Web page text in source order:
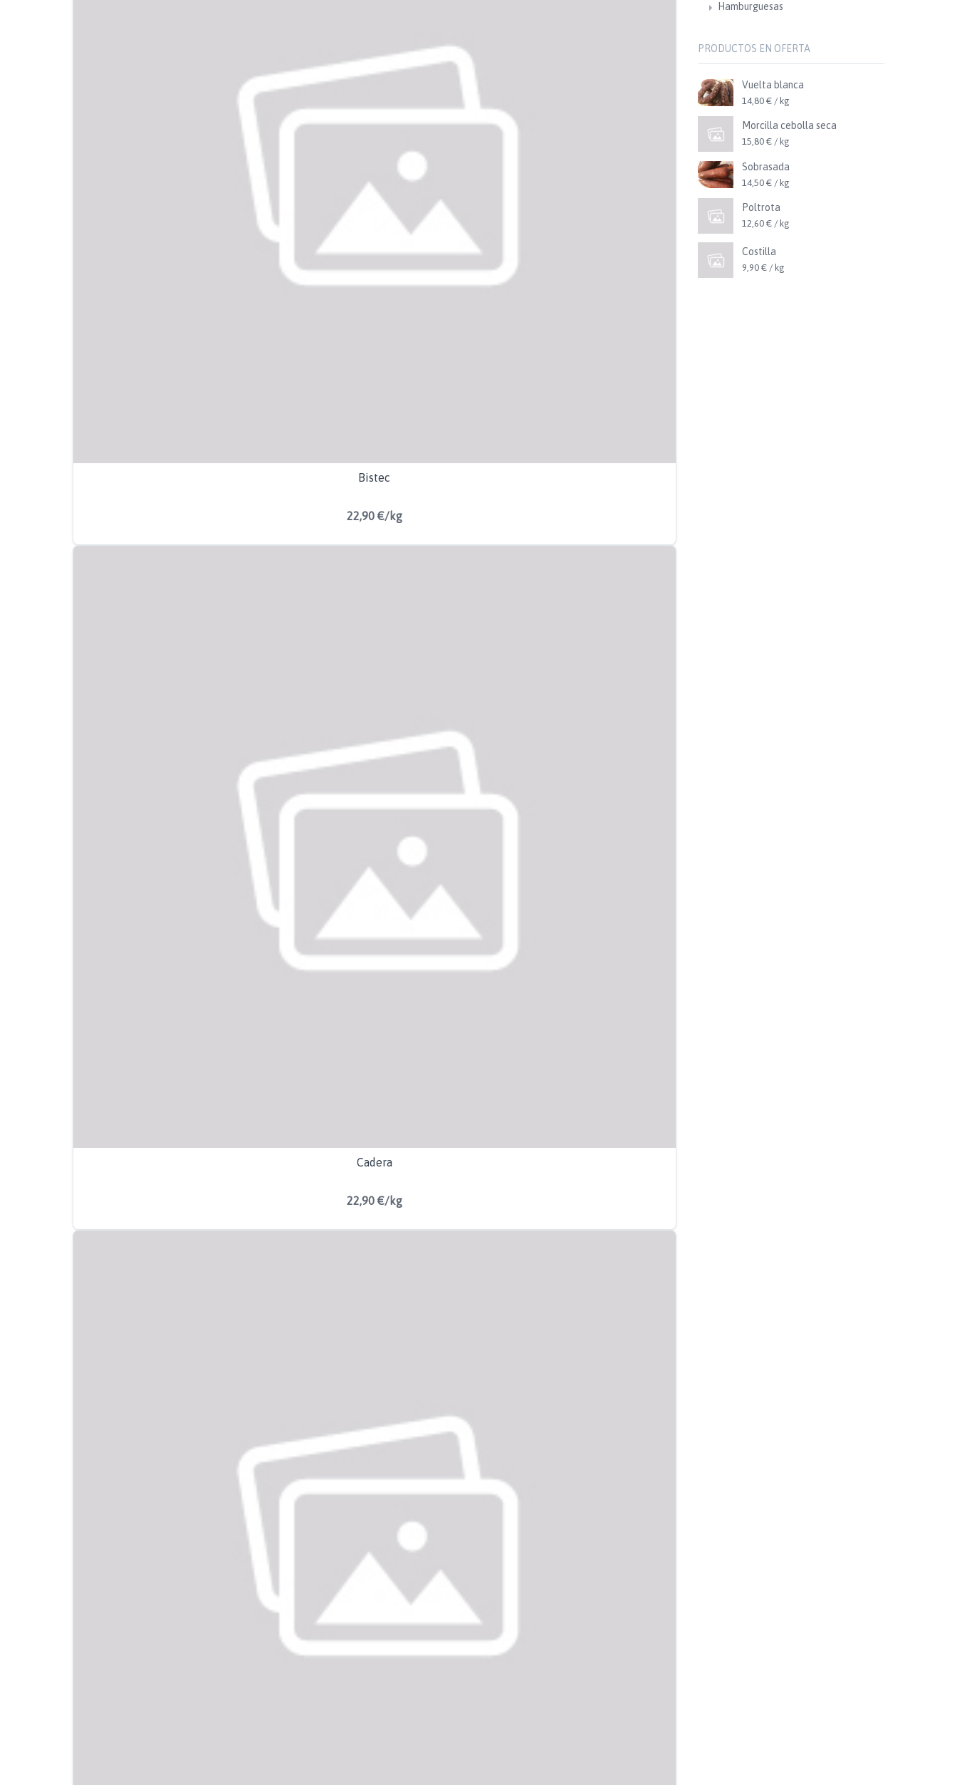
Bistec
22,90 €/kg
Cadera
22,90 €/kg
Hamburguesas
PRODUCTOS EN OFERTA
Vuelta blanca
14,80 € / kg
Morcilla cebolla seca
15,80 € / kg
Sobrasada
14,50 € / kg
Poltrota
12,60 € / kg
Costilla
9,90 € / kg